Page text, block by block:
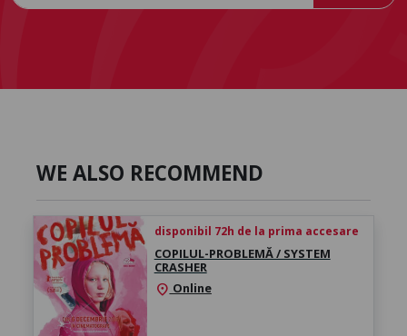
WE ALSO RECOMMEND
disponibil 72h de la prima accesare
COPILUL-PROBLEMĂ / SYSTEM
CRASHER
location_on Online